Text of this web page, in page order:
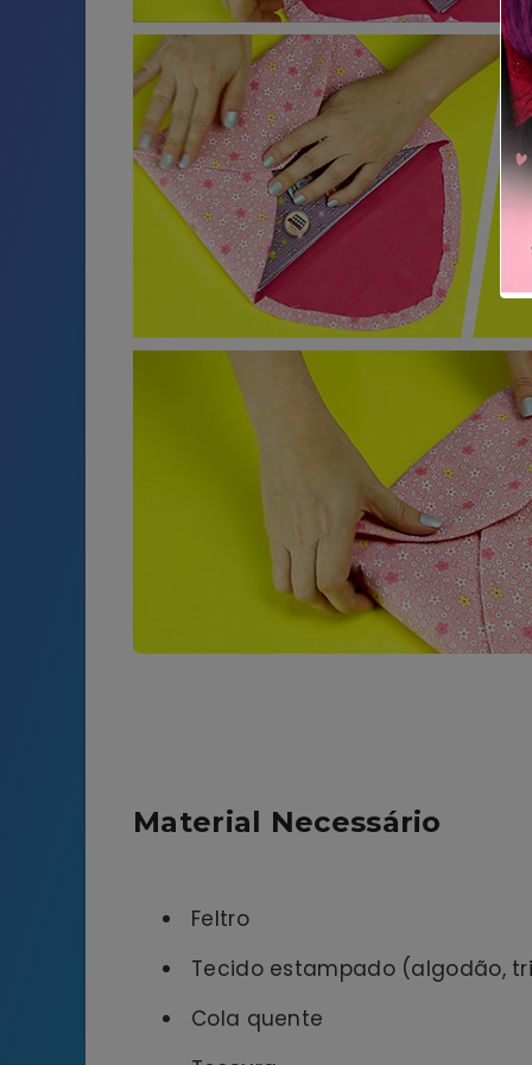
Material Necessário
Feltro
Tecido estampado (algodão,
Cola quente